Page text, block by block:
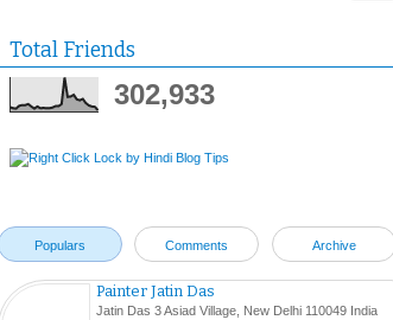
Total Friends
302,933
Populars Comments Archive
Painter Jatin Das
Jatin Das 3 Asiad Village, New Delhi 110049 India